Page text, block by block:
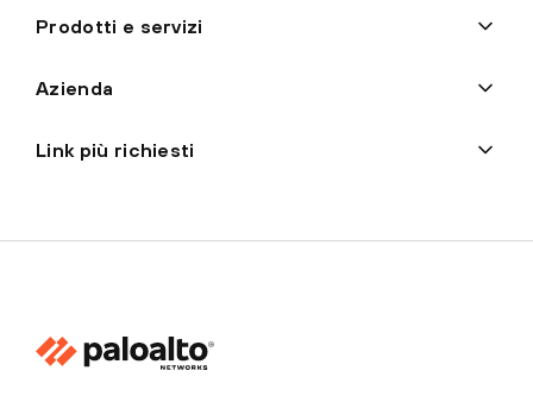
Prodotti e servizi
Azienda
Link più richiesti